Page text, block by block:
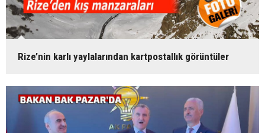
Rize’nin karlı yaylalarından kartpostallık görüntüler